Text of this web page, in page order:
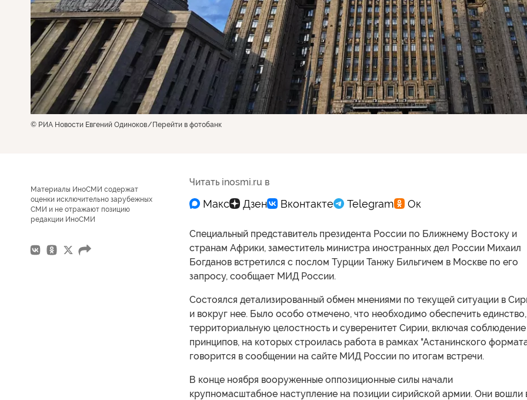
© РИА Новости Евгений Одиноков Перейти в фотобанк
Материалы ИноСМИ содержат
оценки исключительно зарубежных
СМИ и не отражают позицию
редакции ИноСМИ
Читать inosmi.ru в
Специальный представитель президента России по Ближнему Востоку и
странам Африки, заместитель министра иностранных дел России Михаил
Богданов встретился с послом Турции Танжу Бильгичем в Москве по его
запросу, сообщает МИД России.
Состоялся детализированный обмен мнениями по текущей ситуации в
и вокруг нее. Было особо отмечено, что необходимо обеспечить единство,
территориальную целостность и суверенитет Сирии, включая соблюдение
принципов, на которых строилась работа в рамках "Астанинского
говорится в сообщении на сайте МИД России по итогам встречи.
В конце ноября вооруженные оппозиционные силы начали
крупномасштабное наступление на позиции сирийской армии. Они вошли